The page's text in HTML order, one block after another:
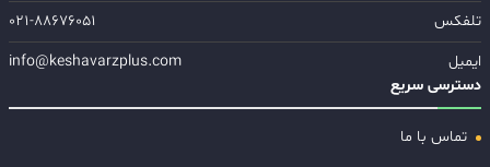
تلفکس
۰۲۱-۸۸۶۷۶۰۵۱
ایمیل
info@keshavarzplus.com
دسترسی سریع
تماس با ما